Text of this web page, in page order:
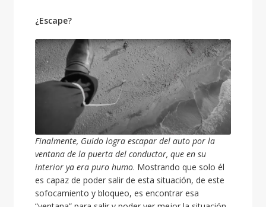
¿Escape?
Finalmente, Guido logra escapar del auto por la
ventana de la puerta del conductor, que en su
interior ya era puro humo. Mostrando que solo él
es capaz de poder salir de esta situación, de este
sofocamiento y bloqueo, es encontrar esa